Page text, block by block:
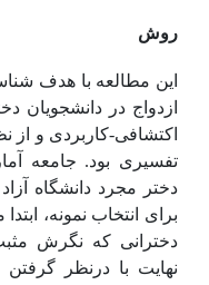
روش
این مطالعه با هدف
ازدواج در دانشجویان
اکتشافی-کاربردی و از
تفسیری بود. جامعه
دختر مجرد دانشگاه
برای انتخاب نمونه، ابتدا
دخترانی که نگرش
نهایت با درنظر